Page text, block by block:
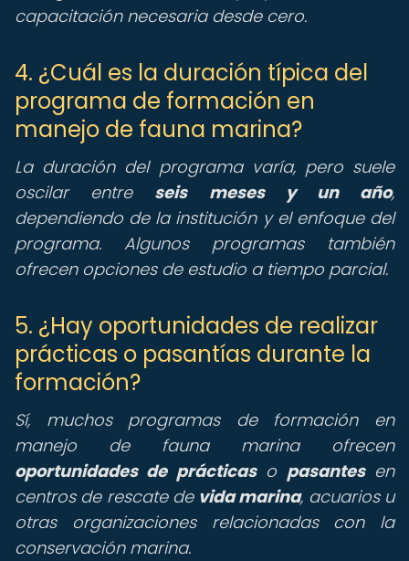
capacitación necesaria desde cero.
4. ¿Cuál es la duración típica del
programa de formación en
manejo de fauna marina?
La duración del programa varía, pero suele
oscilar entre seis meses y un año,
dependiendo de la institución y el enfoque del
programa. Algunos programas también
ofrecen opciones de estudio a tiempo parcial.
5. ¿Hay oportunidades de realizar
prácticas o pasantías durante la
formación?
Sí, muchos programas de formación en
manejo de fauna marina ofrecen
oportunidades de prácticaso pasantesen
centros de rescate de vida marina, acuarios u
otras organizaciones relacionadas con la
conservación marina.